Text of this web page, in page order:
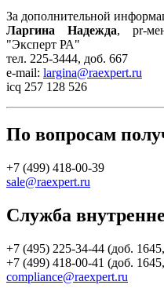
За дополнительной
Ларгина Надежда, pr-
"Эксперт РА"
тел. 225-3444, доб. 667
e-mail: largina@raexpert.ru
icq 257 128 526
По вопросам
+7 (499) 418-00-39
sale@raexpert.ru
Служба
+7 (495) 225-34-44 (доб.
+7 (499) 418-00-41 (доб.
compliance@raexpert.ru